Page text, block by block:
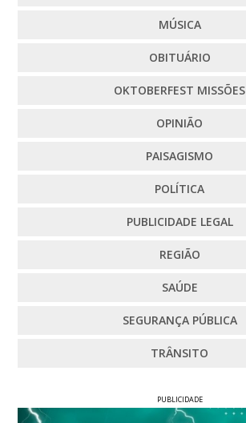
MÚSICA
OBITUÁRIO
OKTOBERFEST MISSÕES
OPINIÃO
PAISAGISMO
POLÍTICA
PUBLICIDADE LEGAL
REGIÃO
SAÚDE
SEGURANÇA PÚBLICA
TRÂNSITO
PUBLICIDADE